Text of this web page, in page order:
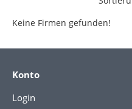
Keine Firmen gefunden!
Konto
Login